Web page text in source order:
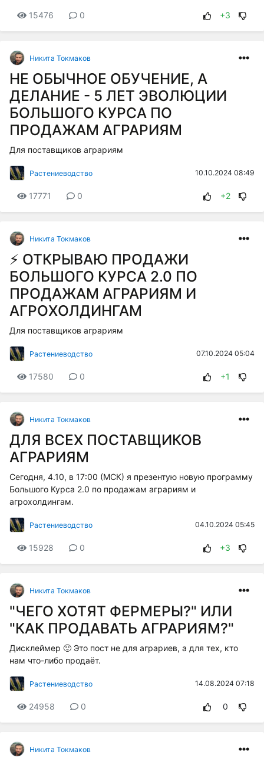
15476 0 +3
Никита Токмаков
НЕ ОБЫЧНОЕ ОБУЧЕНИЕ, А
ДЕЛАНИЕ - 5 ЛЕТ ЭВОЛЮЦИИ
БОЛЬШОГО КУРСА ПО
ПРОДАЖАМ АГРАРИЯМ
Для поставщиков аграриям
Растениеводство 10.10.2024 08:49
17771 0 +2
Никита Токмаков
⚡️ ОТКРЫВАЮ ПРОДАЖИ
БОЛЬШОГО КУРСА 2.0 ПО
ПРОДАЖАМ АГРАРИЯМ И
АГРОХОЛДИНГАМ
Для поставщиков аграриям
Растениеводство 07.10.2024 05:04
17580 0 +1
Никита Токмаков
ДЛЯ ВСЕХ ПОСТАВЩИКОВ
АГРАРИЯМ
Сегодня, 4.10, в 17:00 (МСК) я презентую новую программу
Большого Курса 2.0 по продажам аграриям и
агрохолдингам.
Растениеводство 04.10.2024 05:45
15928 0 +3
Никита Токмаков
"ЧЕГО ХОТЯТ ФЕРМЕРЫ?" ИЛИ
"КАК ПРОДАВАТЬ АГРАРИЯМ?"
Дисклеймер 🙂 Это пост не для аграриев, а для тех, кто
нам что-либо продаёт.
Растениеводство 14.08.2024 07:18
24958 0 0
Никита Токмаков